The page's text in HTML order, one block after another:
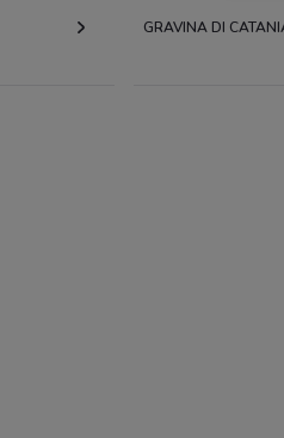
GRAVINA DI